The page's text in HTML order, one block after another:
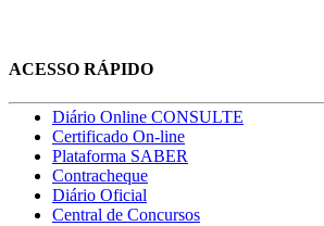
ACESSO RÁPIDO
Diário Online CONSULTE
Certificado On-line
Plataforma SABER
Contracheque
Diário Oficial
Central de Concursos